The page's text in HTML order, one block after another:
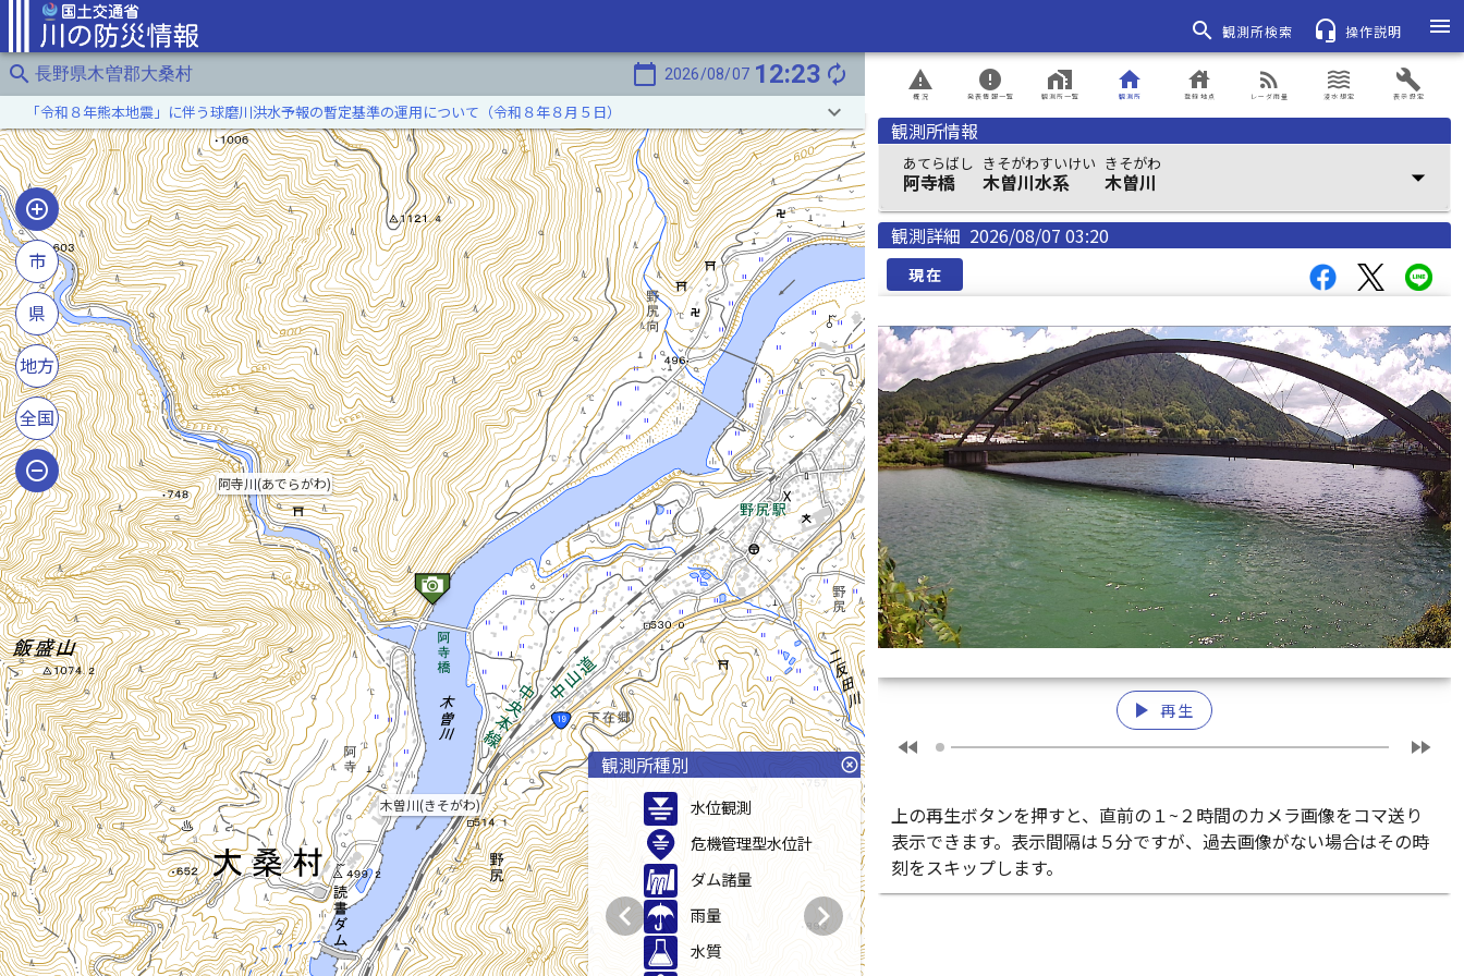
search 観測所検索 headset_mic 操作説明
menu
search 長野県木曽郡大桑村 calendar_today 2026/08/07 12:23 autorenew
木曽川(きそがわ)
阿寺川(あでらがわ)
「令和８年熊本地震」に伴う球磨川洪水予報の暫定基準の運用について（令和８年８月５日） keyboard_arrow_down
市
県
地方
全国
観測所種別 highlight_off
水位観測
危機管理型水位計
ダム諸量
雨量
水質
chevron_left chevron_right
概況
report_problem
発表情報一覧
error
観測所一覧
home_work
観測所
home
登録地点
house
レーダ雨量
rss_feed
浸水想定
waves
表示設定
build
観測所情報
あてらばし
阿寺橋
きそがわすいけい
木曽川水系
きそがわ
木曽川 arrow_drop_down
観測詳細 2026/08/07 03:20
現在
play_arrow 再生
fast_rewind fast_forward
上の再生ボタンを押すと、直前の１~２時間のカメラ画像をコマ送り
表示できます。表示間隔は５分ですが、過去画像がない場合はその時
刻をスキップします。